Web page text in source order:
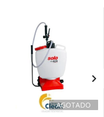
AGOTADO